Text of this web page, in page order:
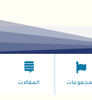
المقالات